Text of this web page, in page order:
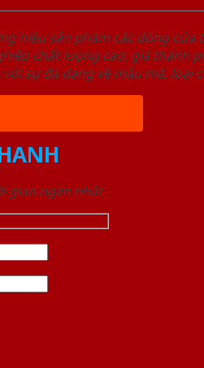
hiệu sản phẩm các dòng
chất lượng cao, giá thành
sự đa dạng về mẫu mã, loại
gian ngắn nhất